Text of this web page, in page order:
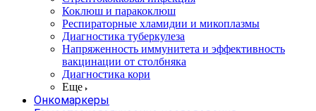
Коклюш и паракоклюш
Респираторные хламидии и микоплазмы
Диагностика туберкулеза
Напряженность иммунитета и эффективность
вакцинации от столбняка
Диагностика кори
Еще
Онкомаркеры